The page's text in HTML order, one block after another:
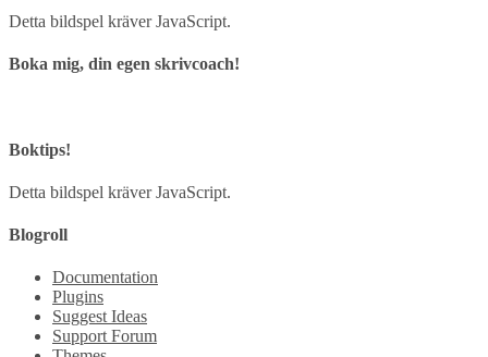
Detta bildspel kräver JavaScript.
Boka mig, din egen skrivcoach!
Boktips!
Detta bildspel kräver JavaScript.
Blogroll
Documentation
Plugins
Suggest Ideas
Support Forum